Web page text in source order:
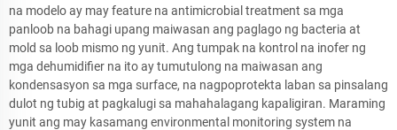
na modelo ay may feature na antimicrobial treatment sa mga
panloob na bahagi upang maiwasan ang paglago ng bacteria at
mold sa loob mismo ng yunit. Ang tumpak na kontrol na inofer ng
mga dehumidifier na ito ay tumutulong na maiwasan ang
kondensasyon sa mga surface, na nagpoprotekta laban sa pinsalang
dulot ng tubig at pagkalugi sa mahahalagang kapaligiran. Maraming
yunit ang may kasamang environmental monitoring system na